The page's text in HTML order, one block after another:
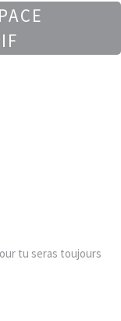
tu seras toujours